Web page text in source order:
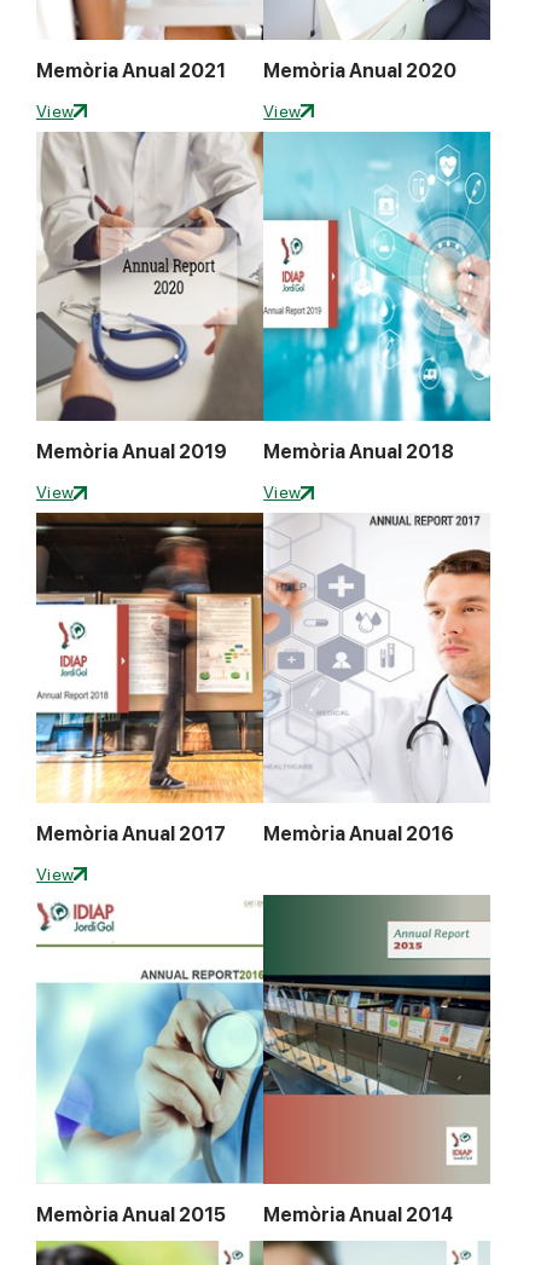
Memòria Anual 2021
View
Memòria Anual 2020
View
Memòria Anual 2019
View
Memòria Anual 2018
View
Memòria Anual 2017
View
Memòria Anual 2016
Memòria Anual 2015 Memòria Anual 2014